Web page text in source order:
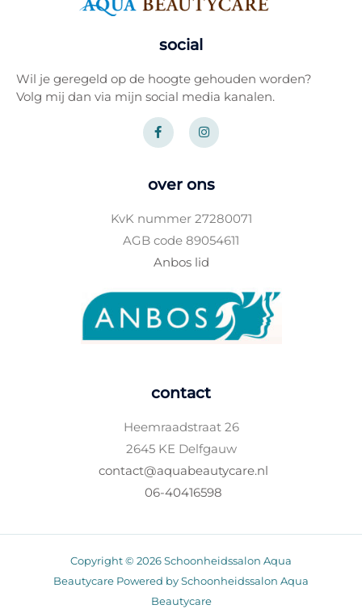
social
Wil je geregeld op de hoogte gehouden worden?
Volg mij dan via mijn social media kanalen.
F
a
c
e
o
f
I
n
s
t
r
m
over ons
KvK nummer 27280071
AGB code 89054611
Anbos lid
contact
Heemraadstraat 26
2645 KE Delfgauw
contact@aquabeautycare.nl
06-40416598
Copyright © 2026 Schoonheidssalon Aqua
Beautycare Powered by Schoonheidssalon Aqua
Beautycare